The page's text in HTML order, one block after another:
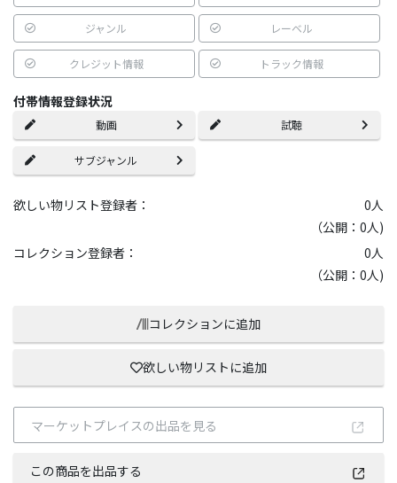
ジャンル レーベル
クレジット情報 トラック情報
付帯情報登録状況
動画 試聴
サブジャンル
欲しい物リスト登録者： 0人
（公開：0人)
コレクション登録者：
0人
（公開：0人)
コレクションに追加
欲しい物リストに追加
マーケットプレイスの出品を見る
この商品を出品する